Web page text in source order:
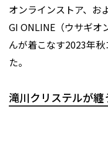
オンラインストア、お
GI ONLINE（ウサギオ
んが着こなす2023年
た。
滝川クリステルが